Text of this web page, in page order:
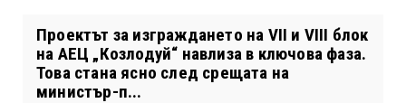
Проектът за изграждането на VII и VIII блок
на АЕЦ „Козлодуй“ навлиза в ключова фаза.
Това стана ясно след срещата на
министър-п...